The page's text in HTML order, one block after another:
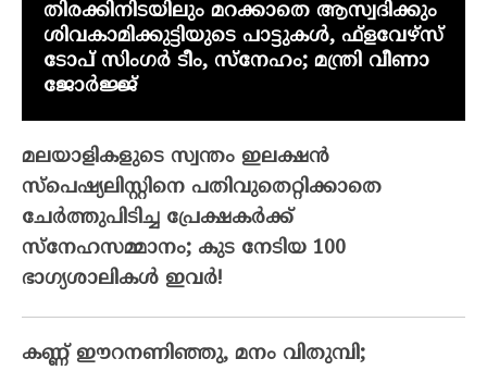
തിരക്കിനിടയിലും മറക്കാതെ ആസ്വദിക്കും
ശിവകാമിക്കുട്ടിയുടെ പാട്ടുകൾ, ഫ്‌ളവേഴ്‌സ്
ടോപ് സിംഗർ ടീം, സ്നേഹം; മന്ത്രി വീണാ
ജോർജ്ജ്
മലയാളികളുടെ സ്വന്തം ഇലക്ഷന്‍
സ്‌പെഷ്യലിസ്റ്റിനെ പതിവുതെറ്റിക്കാതെ
ചേര്‍ത്തുപിടിച്ച പ്രേക്ഷകര്‍ക്ക്
സ്‌നേഹസമ്മാനം; കുട നേടിയ 100
ഭാഗ്യശാലികള്‍ ഇവര്‍!
കണ്ണ് ഈറനണിഞ്ഞു, മനം വിതുമ്പി;